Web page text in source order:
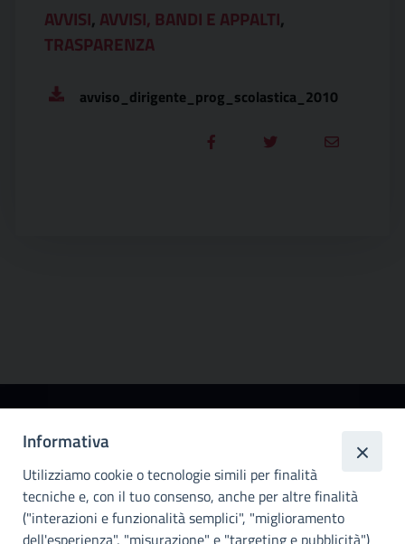
AVVISI, AVVISI, BANDI E APPALTI,
TRASPARENZA
avviso_dirigente_prog_scolastica_2010
metropolitana di
Palermo
Info e contatti
Informativa
Utilizziamo cookie o tecnologie simili per finalità
tecniche e, con il tuo consenso, anche per altre finalità
("interazioni e funzionalità semplici", "miglioramento
dell'esperienza", "misurazione" e "targeting e pubblicità")